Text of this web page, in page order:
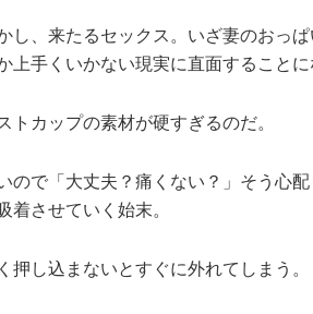
し、来たるセックス。いざ妻のおっ
上手くいかない現実に直面することに
トカップの素材が硬すぎるのだ。
ので「大丈夫？痛くない？」そう心
着させていく始末。
押し込まないとすぐに外れてしまう。